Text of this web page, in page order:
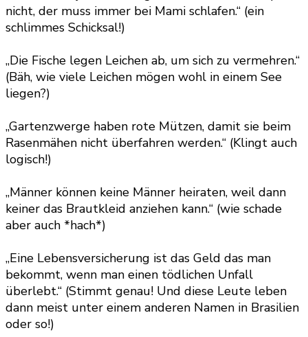
nicht, der muss immer bei Mami schlafen.“ (ein
schlimmes Schicksal!)
„Die Fische legen Leichen ab, um sich zu vermehren.“
(Bäh, wie viele Leichen mögen wohl in einem See
liegen?)
„Gartenzwerge haben rote Mützen, damit sie beim
Rasenmähen nicht überfahren werden.“ (Klingt auch
logisch!)
„Männer können keine Männer heiraten, weil dann
keiner das Brautkleid anziehen kann.“ (wie schade
aber auch *hach*)
„Eine Lebensversicherung ist das Geld das man
bekommt, wenn man einen tödlichen Unfall
überlebt.“ (Stimmt genau! Und diese Leute leben
dann meist unter einem anderen Namen in Brasilien
oder so!)